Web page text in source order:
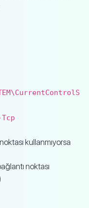
kullanmıyorsa
noktası